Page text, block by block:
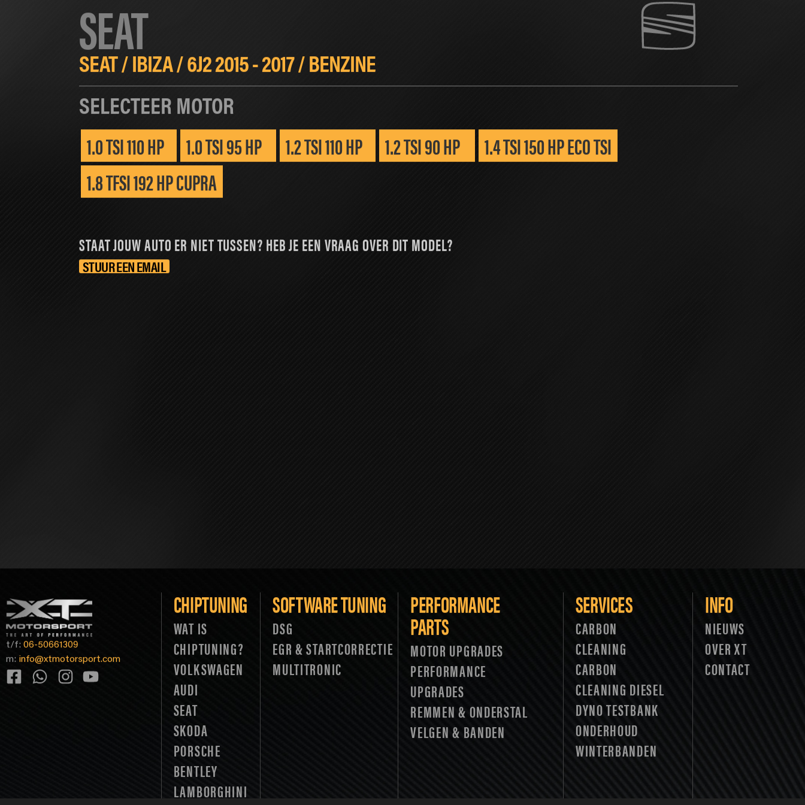
HOME CHIPTUNING
SEAT
SEAT/IBIZA/6J2 2015 - 2017/BENZINE
SELECTEER MOTOR
1.0 TSI 110 HP 1.0 TSI 95 HP 1.2 TSI 110 HP 1.2 TSI 90 HP
1.4 TSI 150 HP ECO TSI
1.8 TFSI 192 HP CUPRA
STAAT JOUW AUTO ER NIET TUSSEN? HEB JE EEN VRAAG OVER DIT MODEL?
STUUR EEN EMAIL
t/f: 06-50661309
m: info@xtmotorsport.com
CHIPTUNING
WAT IS
CHIPTUNING?
VOLKSWAGEN
AUDI
SEAT
SKODA
PORSCHE
BENTLEY
LAMBORGHINI
SOFTWARE TUNING
DSG
EGR & STARTCORRECTIE
MULTITRONIC
PERFORMANCE
PARTS
MOTOR UPGRADES
PERFORMANCE
UPGRADES
REMMEN & ONDERSTAL
VELGEN & BANDEN
SERVICES
CARBON
CLEANING
CARBON
CLEANING DIESEL
DYNO TESTBANK
ONDERHOUD
WINTERBANDEN
INFO
NIEUWS
OVER XT
CONTACT